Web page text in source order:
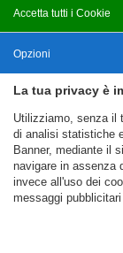
La tua privacy è
Utilizziamo, senza il
di analisi statistiche
Banner, mediante il
navigare in assenza
invece all'uso dei
messaggi
Accetta tutti i Cookie
Salva
Opzioni
Nascondi Opzioni